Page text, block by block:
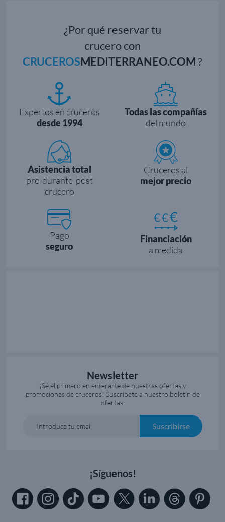
¿Por qué reservar tu
crucero con
CRUCEROSMEDITERRANEO.COM?
Expertos en cruceros
desde 1994
Todas las compañías
del mundo
Asistencia total
pre-durante-post
crucero
Cruceros al
mejor precio
Pago
seguro
Financiación
a medida
Newsletter
¡Sé el primero en enterarte de nuestras ofertas y
promociones de cruceros! Suscríbete a nuestro boletín de
ofertas.
Introduce tu email Suscribirse
¡Síguenos!